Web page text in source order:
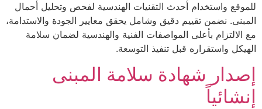
للموقع واستخدام أحدث التقنيات الهندسية لفحص وتحليل أحمال
المبنى. نضمن تقييم دقيق وشامل يحقق معايير الجودة والاستدامة،
مع الالتزام بأعلى المواصفات الفنية والهندسية لضمان سلامة
الهيكل واستقراره قبل تنفيذ التوسعة.
إصدار شهادة سلامة المبنى
إنشائياً